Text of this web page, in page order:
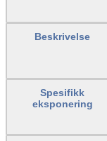
Beskrivelse
Spesifikk
eksponering